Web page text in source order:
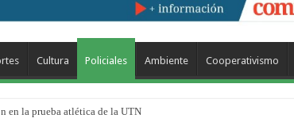
Cultura Policiales Ambiente Cooperativismo
en la prueba atlética de la UTN
Aníbal Sampayo